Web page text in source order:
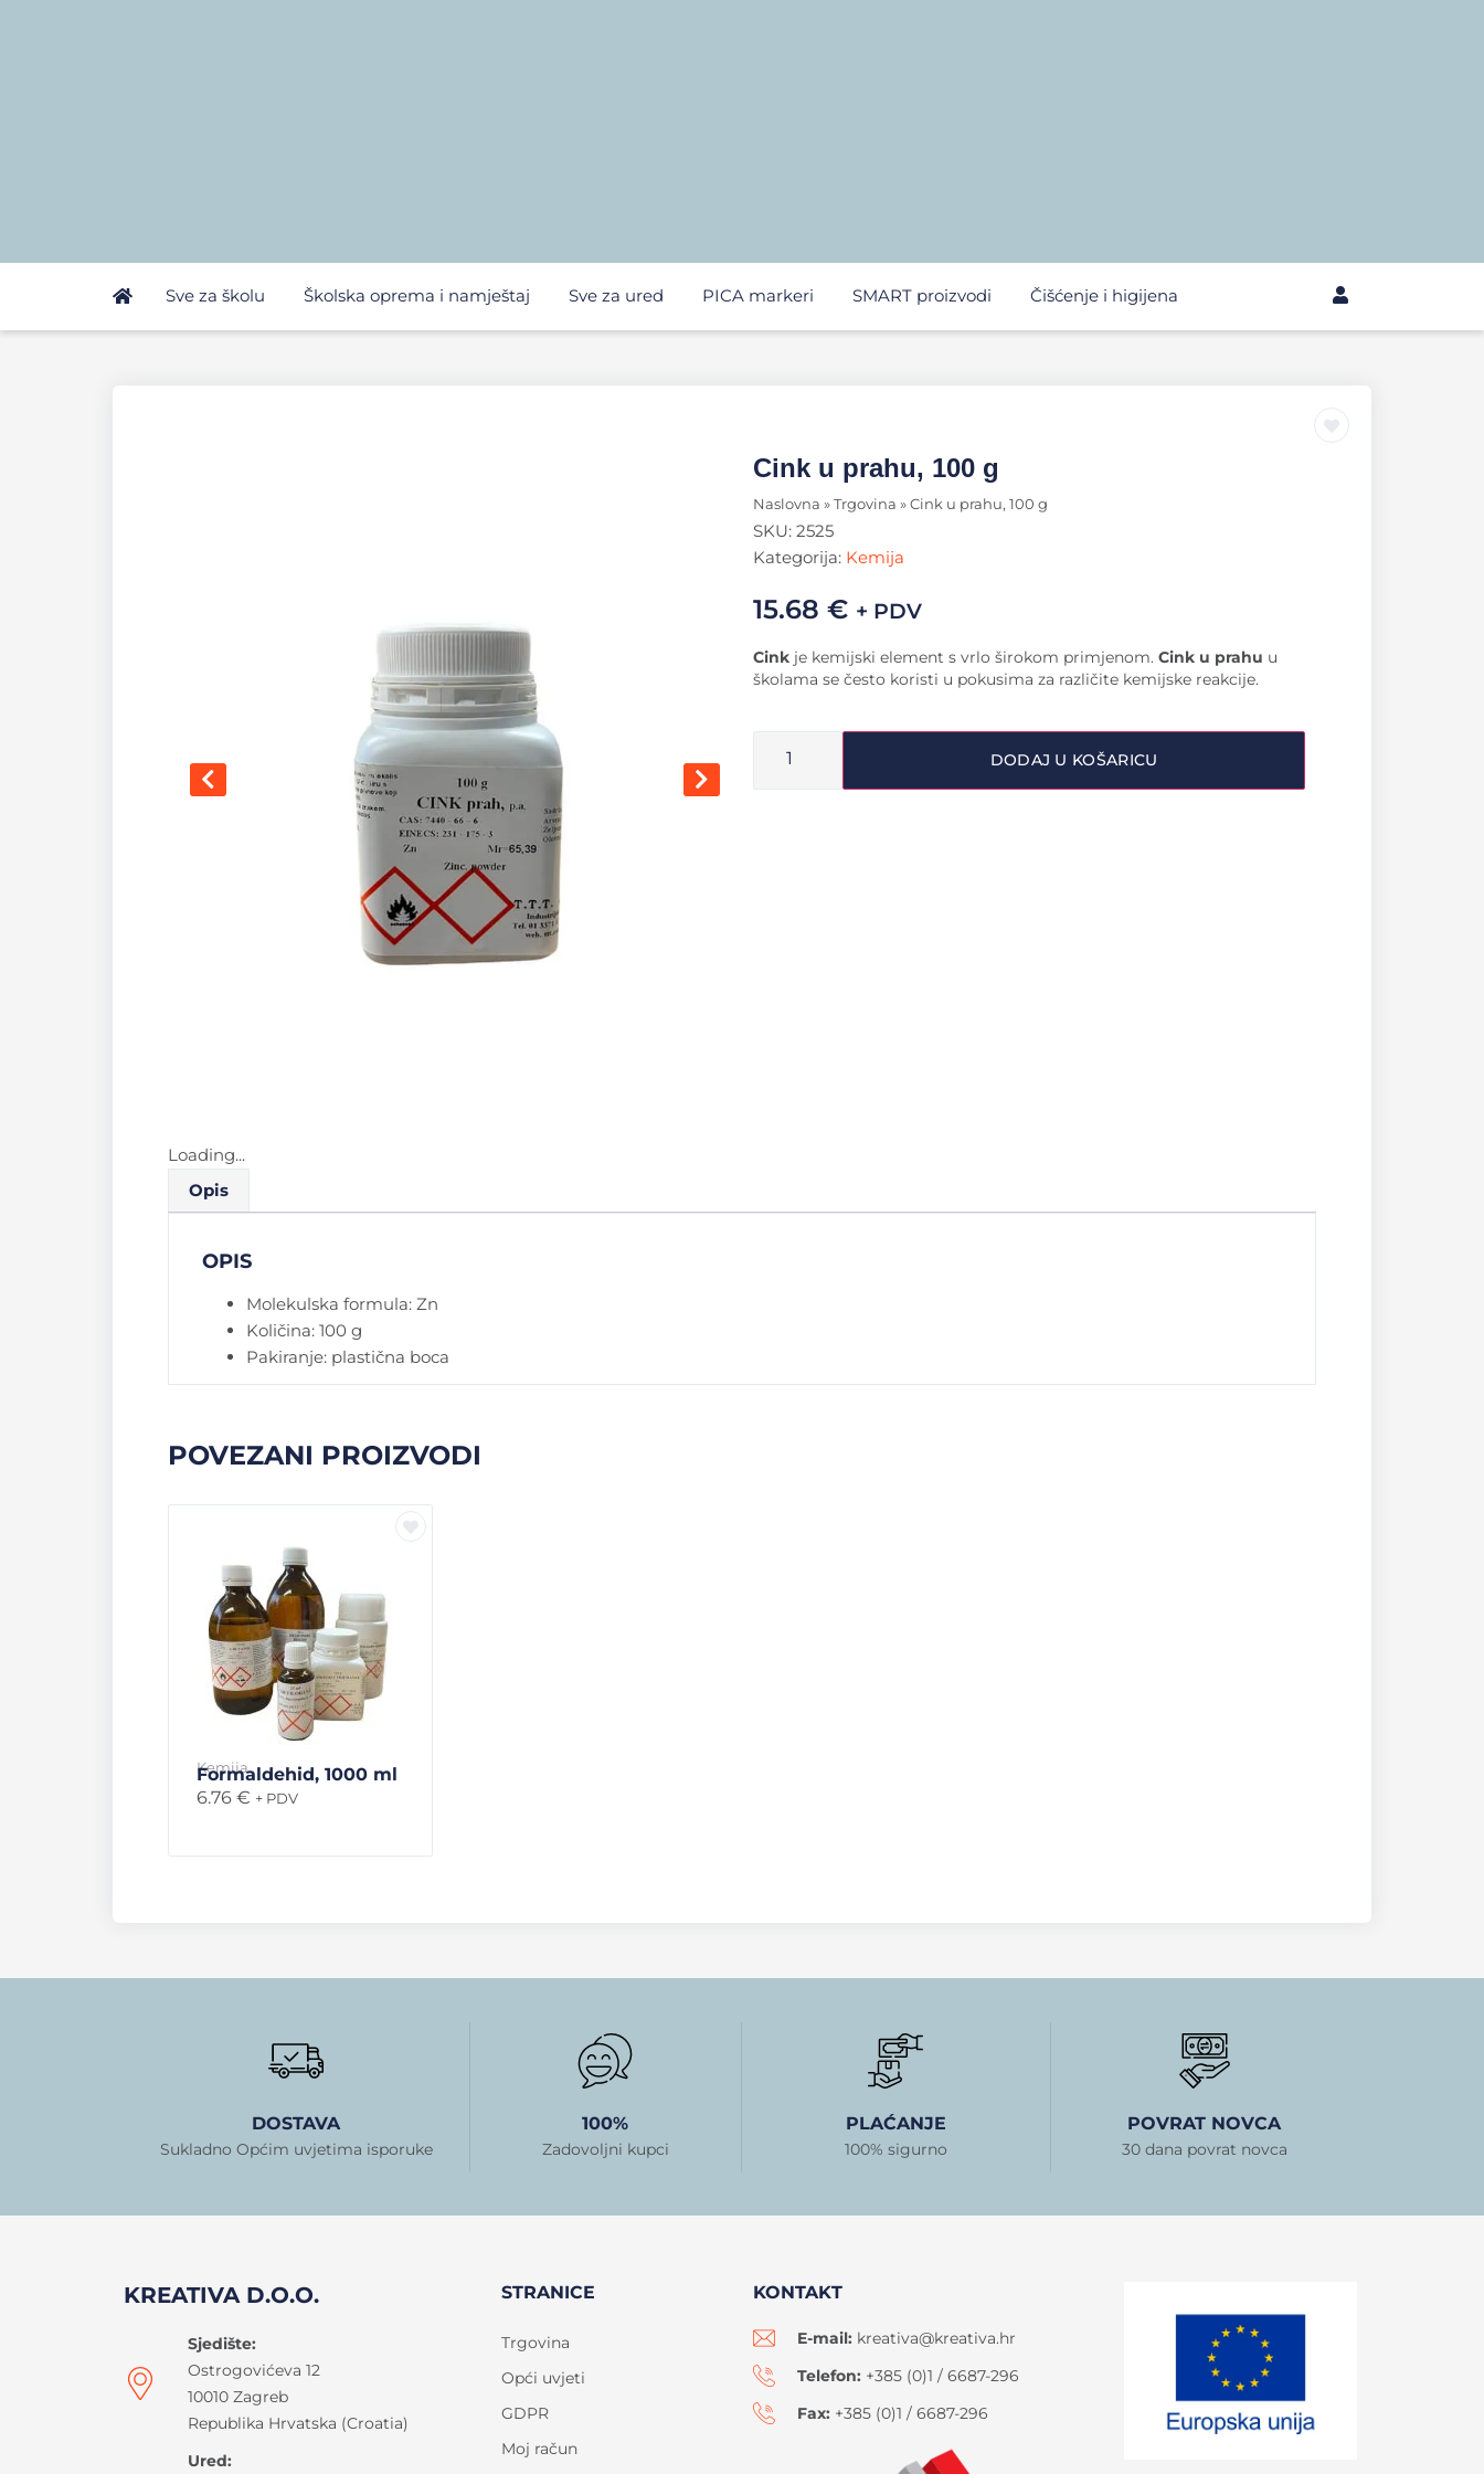
Sve za školu Školska oprema i namještaj Sve za ured PICA markeri SMART proizvodi Čišćenje i higijena
Cink u prahu, 100 g
Naslovna » Trgovina » Cink u prahu, 100 g
SKU: 2525
Kategorija: Kemija
15.68 € + PDV
Cink je kemijski element s vrlo širokom primjenom. Cink u prahu u
školama se često koristi u pokusima za različite kemijske reakcije.
DODAJ U KOŠARICU
Loading...
Opis
OPIS
Molekulska formula: Zn
Količina: 100 g
Pakiranje: plastična boca
POVEZANI PROIZVODI
Kemija
Formaldehid, 1000 ml
6.76 € + PDV
DOSTAVA
Sukladno Općim uvjetima isporuke
100%
Zadovoljni kupci
PLAĆANJE
100% sigurno
POVRAT NOVCA
30 dana povrat novca
KREATIVA D.O.O.
Sjedište:
Ostrogovićeva 12
10010 Zagreb
Republika Hrvatska (Croatia)
Ured:
STRANICE
Trgovina
Opći uvjeti
GDPR
Moj račun
KONTAKT
E-mail: kreativa@kreativa.hr
Telefon: +385 (0)1 / 6687-296
Fax: +385 (0)1 / 6687-296